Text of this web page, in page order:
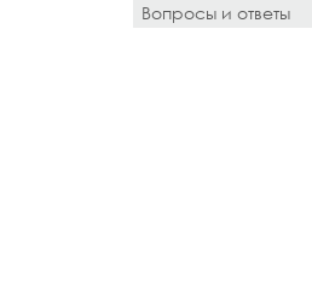
Вопросы и ответы